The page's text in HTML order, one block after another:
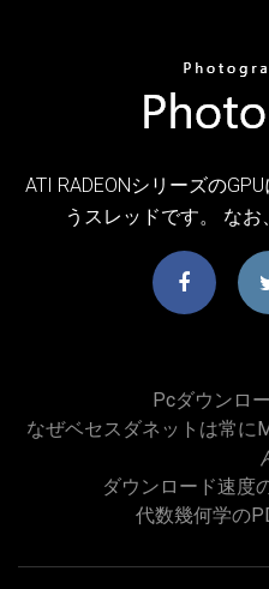
ATI RADEONシリーズの
うスレッドです。 な
Pcダウンロ
なぜベセスダネットは常に
ダウンロード速度
代数幾何学の